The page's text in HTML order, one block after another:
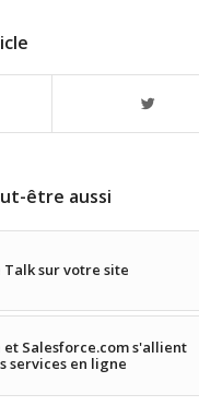
être aussi
Talk sur votre site
et Salesforce.com s'allient
services en ligne